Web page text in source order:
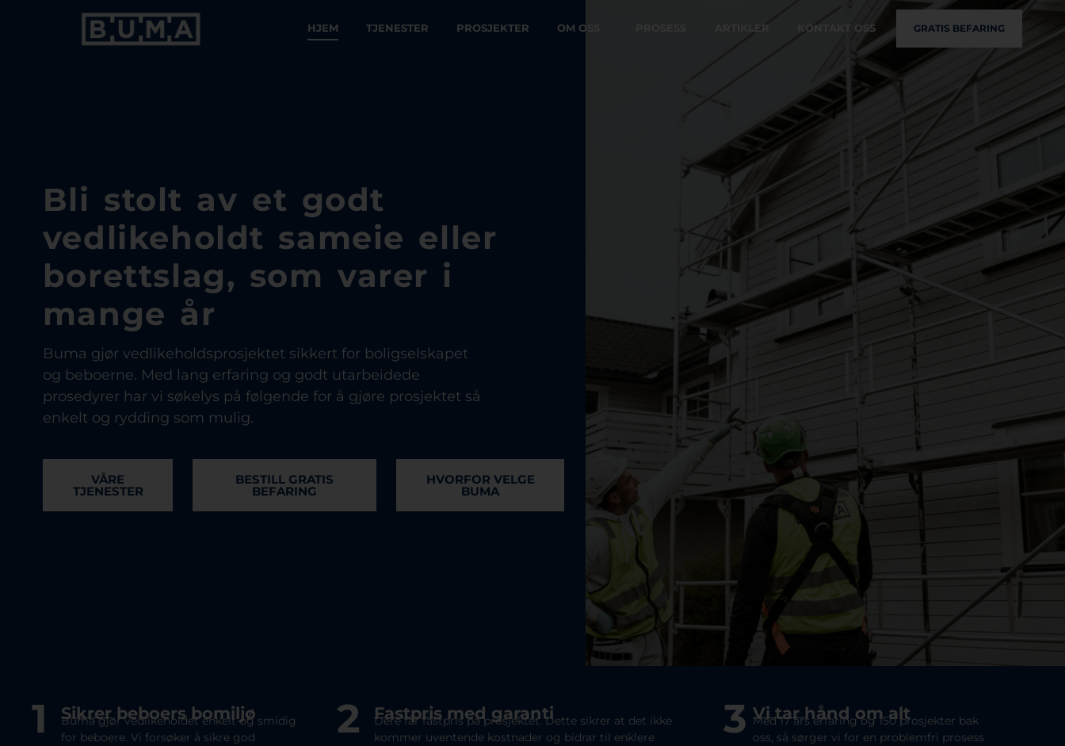
HJEM TJENESTER PROSJEKTER OM OSS ARTIKLER KONTAKT OSS GRATIS BEFARING
Bli stolt av et godt
vedlikeholdt sameie eller
borettslag, som varer i
mange år
Buma gjør vedlikeholdsprosjektet sikkert for boligselskapet
og beboerne. Med lang erfaring og godt utarbeidede
prosedyrer har vi søkelys på følgende for å gjøre prosjektet så
enkelt og rydding som mulig.
VÅRE
TJENESTER
BESTILL GRATIS
BEFARING
HVORFOR VELGE
BUMA
1 Sikrer beboers bomiljø
Buma gjør vedlikeholdet enkelt og smidig
for beboere. Vi forsøker å sikre god
2 Fastpris med garanti
Dere får fastpris på prosjektet. Dette sikrer at det ikke
kommer uventende kostnader og bidrar til enklere
3 Vi tar hånd om alt
Med 17 års erfaring og 150 prosjekter bak
oss, så sørger vi for en problemfri prosess